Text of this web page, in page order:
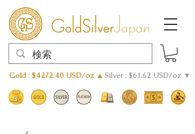
Gold : $4272.40 USD/oz ▲ Silver : $61.62 USD/oz ▼